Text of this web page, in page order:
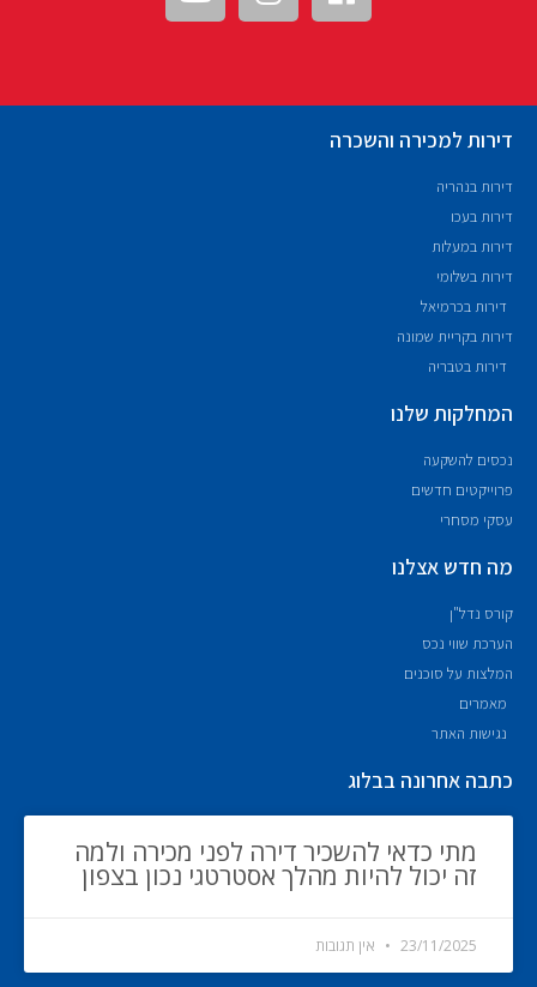
דירות למכירה והשכרה
דירות בנהריה
דירות בעכו
דירות במעלות
דירות בשלומי
דירות בכרמיאל
דירות בקריית שמונה
דירות בטבריה
המחלקות שלנו
נכסים להשקעה
פרוייקטים חדשים
עסקי מסחרי
מה חדש אצלנו
קורס נדל"ן
הערכת שווי נכס
המלצות על סוכנים
מאמרים
נגישות האתר
כתבה אחרונה בבלוג
מתי כדאי להשכיר דירה לפני מכירה ולמה
זה יכול להיות מהלך אסטרטגי נכון בצפון
23/11/2025 אין תגובות